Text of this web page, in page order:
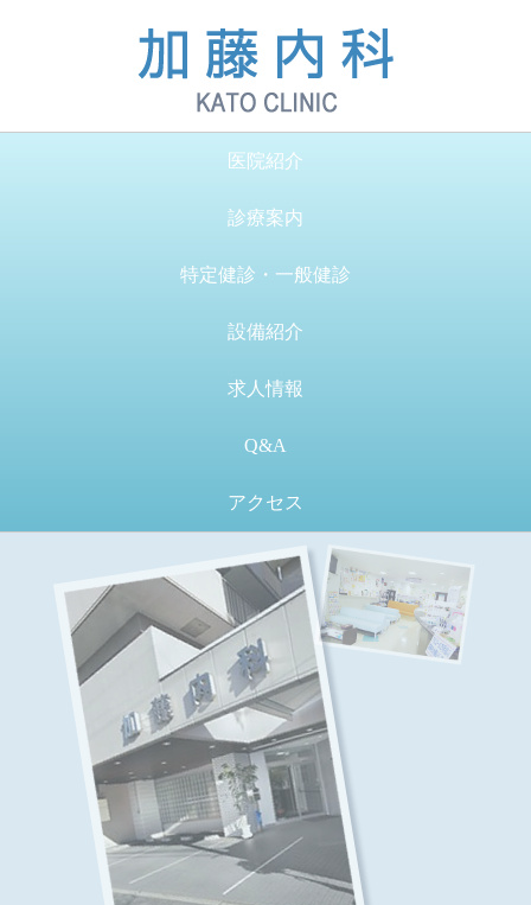
医院紹介
診療案内
特定健診・一般健診
設備紹介
求人情報
Q&A
アクセス